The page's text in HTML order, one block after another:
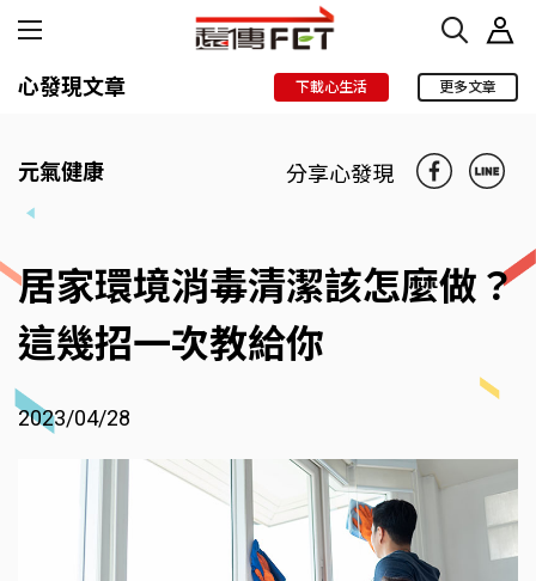
心發現文章 下載心生活 更多文章
元氣健康 分享心發現
居家環境消毒清潔該怎麼做？
這幾招一次教給你
2023/04/28